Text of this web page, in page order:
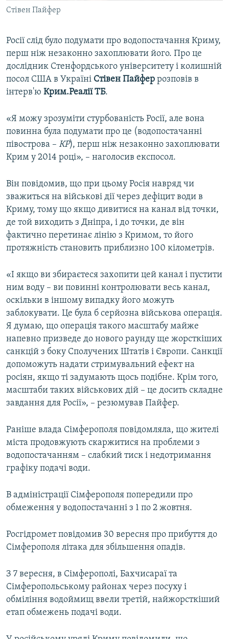
ІНФОГРАФІКА
ДОЛУЧАЙСЯ!
Усі сайти RFE/RL
Стівен Пайфер
Росії слід було подумати про водопостачання Криму,
перш ніж незаконно захоплювати його. Про це
дослідник Стенфордського університету і колишній
посол США в Україні Стівен Пайфер розповів в
інтерв'ю Крим.Реалії ТБ.
«Я можу зрозуміти стурбованість Росії, але вона
повинна була подумати про це (водопостачанні
півострова – КР), перш ніж незаконно захоплювати
Крим у 2014 році», – наголосив експосол.
Він повідомив, що при цьому Росія навряд чи
зважиться на військові дії через дефіцит води в
Криму, тому що якщо дивитися на канал від точки,
де той виходить з Дніпра, і до точки, де він
фактично перетинає лінію з Кримом, то його
протяжність становить приблизно 100 кілометрів.
«І якщо ви збираєтеся захопити цей канал і пустити
ним воду – ви повинні контролювати весь канал,
оскільки в іншому випадку його можуть
заблокувати. Це була б серйозна військова операція.
Я думаю, що операція такого масштабу майже
напевно призведе до нового раунду ще жорсткіших
санкцій з боку Сполучених Штатів і Європи. Санкції
допоможуть надати стримувальний ефект на
росіян, якщо ті задумають щось подібне. Крім того,
масштаби таких військових дій – це досить складне
завдання для Росії», – резюмував Пайфер.
Раніше влада Сімферополя повідомляла, що жителі
міста продовжують скаржитися на проблеми з
водопостачанням – слабкий тиск і недотримання
графіку подачі води.
В адміністрації Сімферополя попередили про
обмеження у водопостачанні з 1 по 2 жовтня.
Росгідромет повідомив 30 вересня про прибуття до
Сімферополя літака для збільшення опадів.
З 7 вересня, в Сімферополі, Бахчисараї та
Сімферопольському районах через посуху і
обміління водоймищ ввели третій, найжорсткіший
етап обмежень подачі води.